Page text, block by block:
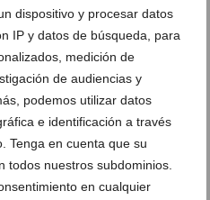
dispositivo y procesar datos
IP y datos de búsqueda, para
medición de
de audiencias y
podemos utilizar datos
e identificación a través
Tenga en cuenta que su
todos nuestros subdominios.
en cualquier